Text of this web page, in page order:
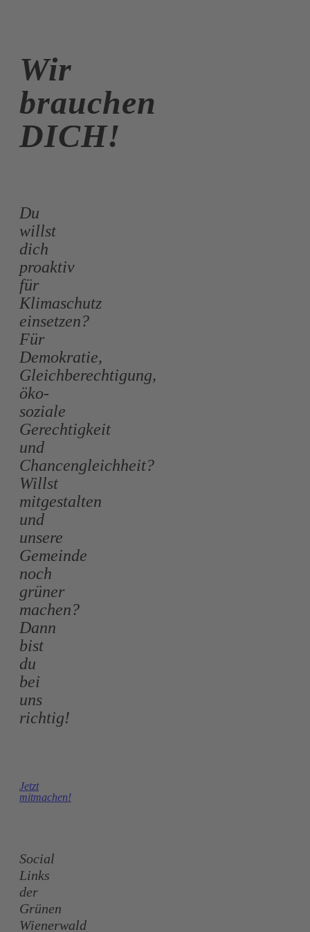
Wir
brauchen
DICH!
Du
willst
dich
proaktiv
für
Klimaschutz
einsetzen?
Für
Demokratie,
Gleichberechtigung,
öko-
soziale
Gerechtigkeit
und
Chancengleichheit?
Willst
mitgestalten
und
unsere
Gemeinde
noch
grüner
machen?
Dann
bist
du
bei
uns
richtig!
Jetzt
mitmachen!
Social
Links
der
Grünen
Wienerwald